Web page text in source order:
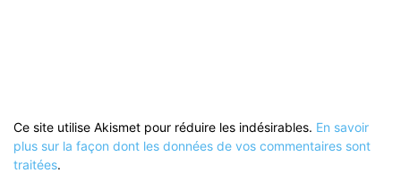
Ce site utilise Akismet pour réduire les indésirables. En savoir
plus sur la façon dont les données de vos commentaires sont
traitées.